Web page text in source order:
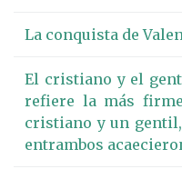
La conquista de
El cristiano y el
refiere la más
cristiano y un
entrambos